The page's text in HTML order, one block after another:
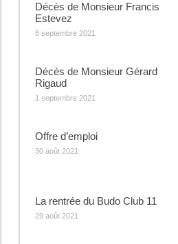
Décès de Monsieur Francis
Estevez
8 septembre 2021
Décès de Monsieur Gérard
Rigaud
1 septembre 2021
Offre d’emploi
30 août 2021
La rentrée du Budo Club 11
29 août 2021